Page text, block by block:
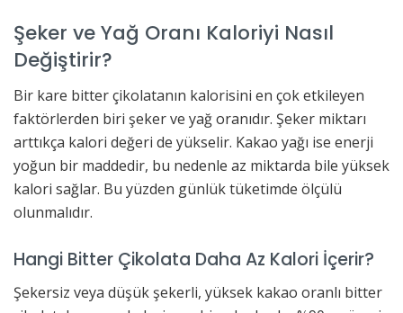
Şeker ve Yağ Oranı Kaloriyi Nasıl
Değiştirir?
Bir kare bitter çikolatanın kalorisini en çok etkileyen
faktörlerden biri şeker ve yağ oranıdır. Şeker miktarı
arttıkça kalori değeri de yükselir. Kakao yağı ise enerji
yoğun bir maddedir, bu nedenle az miktarda bile yüksek
kalori sağlar. Bu yüzden günlük tüketimde ölçülü
olunmalıdır.
Hangi Bitter Çikolata Daha Az Kalori İçerir?
Şekersiz veya düşük şekerli, yüksek kakao oranlı bitter